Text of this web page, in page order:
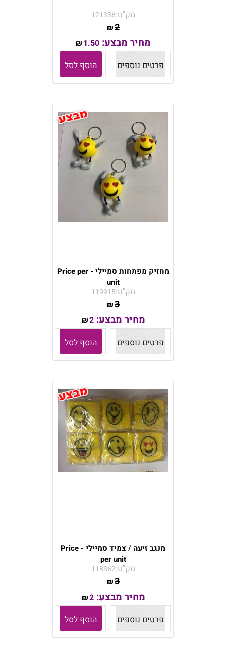
מק"ט:121336
₪2
מחיר מבצע: ₪1.50
פרטים נוספים
הוסף לסל
מחזיק מפתחות סמיילי - Price per
unit
מק"ט:119915
₪3
מחיר מבצע: ₪2
פרטים נוספים
הוסף לסל
מנגב זיעה / צמיד סמיילי - Price
per unit
מק"ט:118362
₪3
מחיר מבצע: ₪2
פרטים נוספים
הוסף לסל